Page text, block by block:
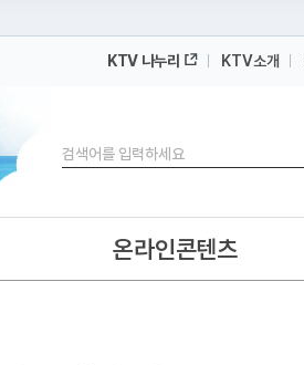
KTV 나누리 KTV소개
검색
온라인콘텐츠